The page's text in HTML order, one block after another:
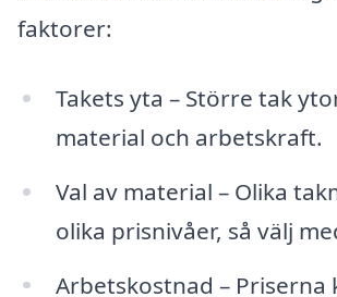
faktorer:
Takets yta – Större tak
material och arbetskraft.
Val av material – Olika
olika prisnivåer, så välj
Arbetskostnad – Priserna